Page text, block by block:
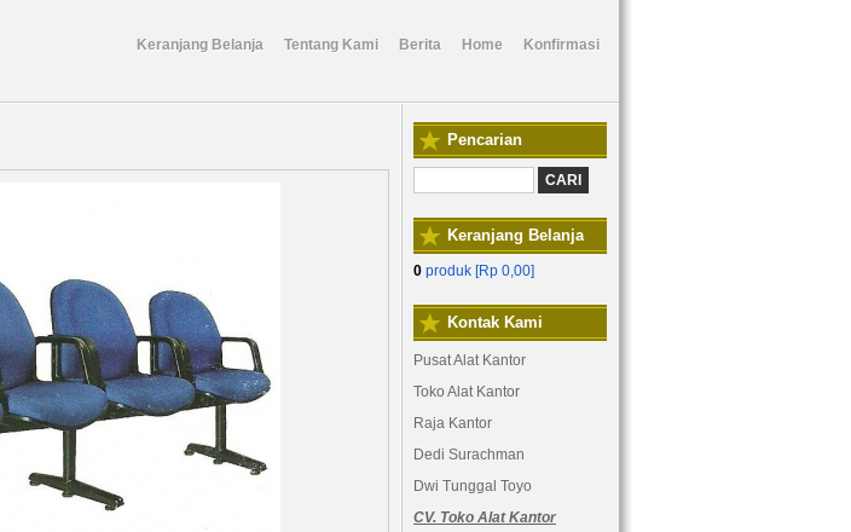
Keranjang Belanja Tentang Kami Berita Home Konfirmasi
Pencarian
Keranjang Belanja
0 produk [Rp 0,00]
Kontak Kami
Pusat Alat Kantor
Toko Alat Kantor
Raja Kantor
Dedi Surachman
Dwi Tunggal Toyo
CV. Toko Alat Kantor